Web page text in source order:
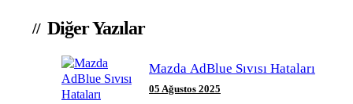
Diğer Yazılar
Mazda AdBlue Sıvısı Hataları
05 Ağustos 2025